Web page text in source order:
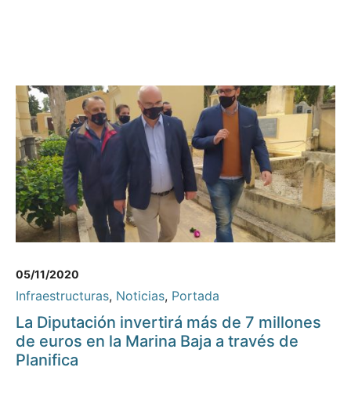
05/11/2020
Infraestructuras, Noticias, Portada
La Diputación invertirá más de 7 millones
de euros en la Marina Baja a través de
Planifica